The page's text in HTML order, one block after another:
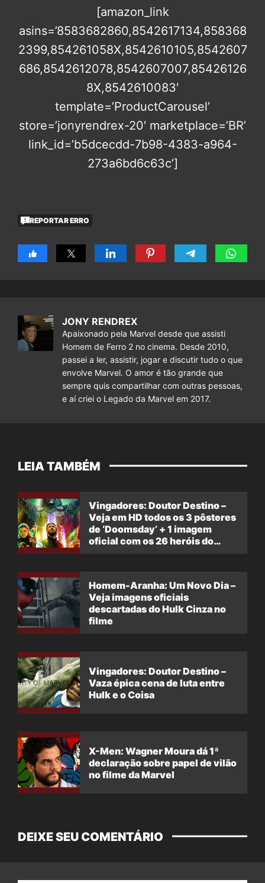
[amazon_link
asins=’8583682860,8542617134,858368
2399,854261058X,8542610105,8542607
686,8542612078,8542607007,85426126
8X,8542610083′
template=’ProductCarousel’
store=’jonyrendrex-20′ marketplace=’BR’
link_id=’b5dcecdd-7b98-4383-a964-
273a6bd6c63c’]
REPORTAR ERRO
JONY RENDREX
Apaixonado pela Marvel desde que assisti
Homem de Ferro 2 no cinema. Desde 2010,
passei a ler, assistir, jogar e discutir tudo o que
envolve Marvel. O amor é tão grande que
sempre quis compartilhar com outras pessoas,
e aí criei o Legado da Marvel em 2017.
LEIA TAMBÉM
Vingadores: Doutor Destino –
Veja em HD todos os 3 pôsteres
de ‘Doomsday’ + 1 imagem
oficial com os 26 heróis do
Homem-Aranha: Um Novo Dia –
Veja imagens oficiais
descartadas do Hulk Cinza no
filme
Vingadores: Doutor Destino –
Vaza épica cena de luta entre
Hulk e o Coisa
X-Men: Wagner Moura dá 1ª
declaração sobre papel de vilão
no filme da Marvel
DEIXE SEU COMENTÁRIO